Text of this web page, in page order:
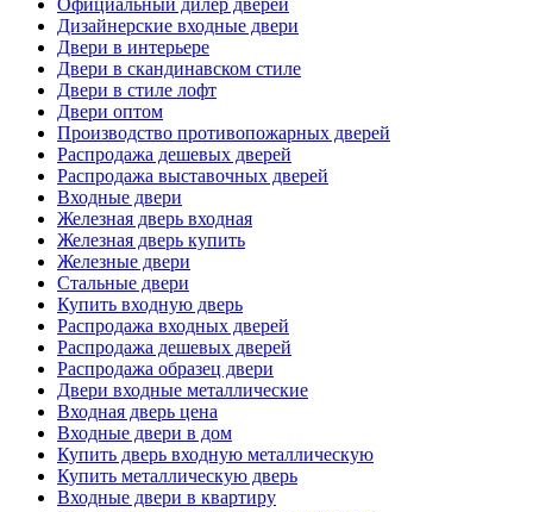
Официальный дилер дверей
Дизайнерские входные двери
Двери в интерьере
Двери в скандинавском стиле
Двери в стиле лофт
Двери оптом
Производство противопожарных дверей
Распродажа дешевых дверей
Распродажа выставочных дверей
Входные двери
Железная дверь входная
Железная дверь купить
Железные двери
Стальные двери
Купить входную дверь
Распродажа входных дверей
Распродажа дешевых дверей
Распродажа образец двери
Двери входные металлические
Входная дверь цена
Входные двери в дом
Купить дверь входную металлическую
Купить металлическую дверь
Входные двери в квартиру